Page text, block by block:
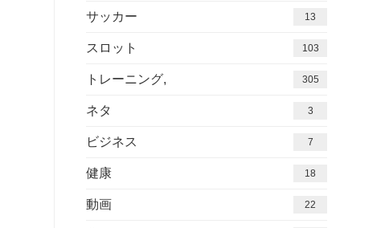
サッカー 13
スロット 103
トレーニング, 305
ネタ 3
ビジネス 7
健康 18
動画 22